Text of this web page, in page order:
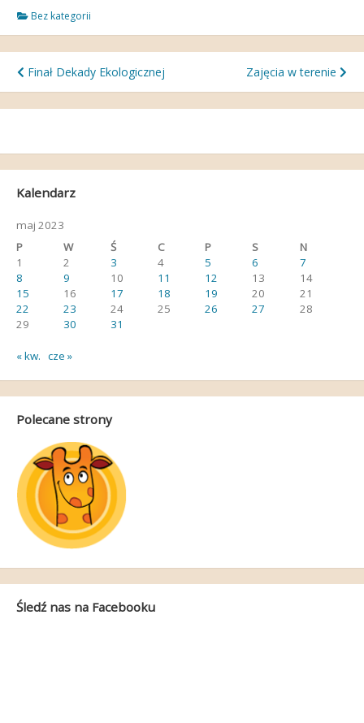
Bez kategorii
Nawigacja
wpisu
Finał Dekady Ekologicznej Zajęcia w terenie
Kalendarz
maj 2023
P
W Ś C P S
N
1
2 3 4 5 6
7
8
9 10 11 12 13
14
15
16 17 18 19 20
21
22
23 24 25 26 27
28
29
30 31
« kw. cze »
Polecane strony
Śledź nas na Facebooku